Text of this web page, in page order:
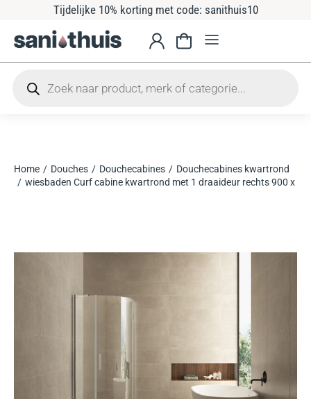
Tijdelijke 10% korting met code: sanithuis10
Je bent hier:
Home Douches Douchecabines
Douchecabines kwartrond
wiesbaden Curf cabine kwartrond met 1 draaideur rechts 900 x